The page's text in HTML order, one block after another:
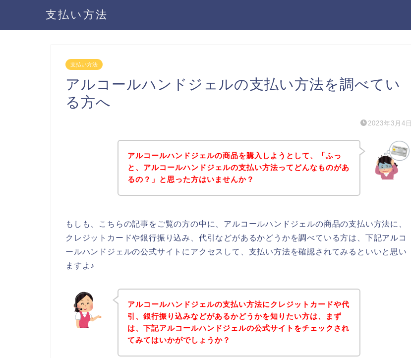
支払い方法
支払い方法
アルコールハンドジェルの支払い方法を調べてい
る方へ
2023年3月4日
アルコールハンドジェルの商品を購入しようとして、「ふっ
と、アルコールハンドジェルの支払い方法ってどんなものがあ
るの？」と思った方はいませんか？
もしも、こちらの記事をご覧の方の中に、アルコールハンドジェルの商品の支払い方法に、
クレジットカードや銀行振り込み、代引などがあるかどうかを調べている方は、下記アルコ
ールハンドジェルの公式サイトにアクセスして、支払い方法を確認されてみるといいと思い
ますよ♪
アルコールハンドジェルの支払い方法にクレジットカードや代
引、銀行振り込みなどがあるかどうかを知りたい方は、まず
は、下記アルコールハンドジェルの公式サイトをチェックされ
てみてはいかがでしょうか？